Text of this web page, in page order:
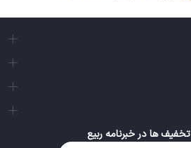
ها در خبرنامه ربیع